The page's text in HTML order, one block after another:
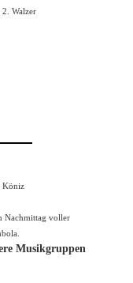
2. Walzer
Köniz
Nachmittag voller
Musikgruppen